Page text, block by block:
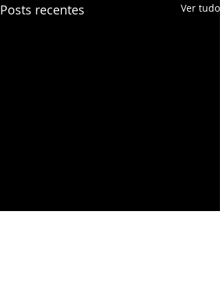
Posts recentes Ver tudo